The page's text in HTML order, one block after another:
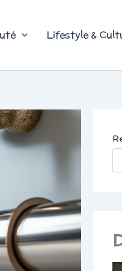
Lifestyle &